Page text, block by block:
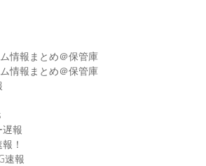
情報まとめ＠保管庫
情報まとめ＠保管庫
遅報
！
速報